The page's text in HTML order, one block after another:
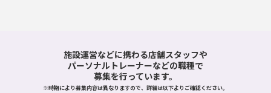
施設運営などに携わる店舗スタッフや
パーソナルトレーナーなどの職種で
募集を行っています。
※時期により募集内容は異なりますので、詳細は以下よりご確認ください。